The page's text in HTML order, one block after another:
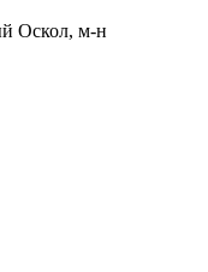
Оскол, м-н